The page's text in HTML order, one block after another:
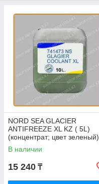
NORD SEA GLACIER
ANTIFREEZE XL KZ ( 5L)
(концентрат; цвет зеленый)
В наличии
15 240 ₸